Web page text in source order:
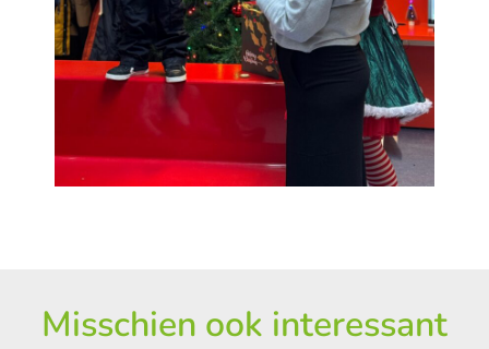
Misschien ook interessant